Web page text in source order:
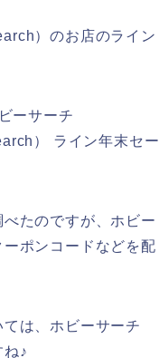
）のお店のライン
ーサーチ
） ライン年末セー
たのですが、ホビー
ポンコードなどを配
は、ホビーサーチ
ね♪